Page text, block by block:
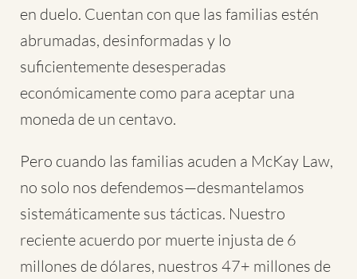
en duelo. Cuentan con que las familias estén
abrumadas, desinformadas y lo
suficientemente desesperadas
económicamente como para aceptar una
moneda de un centavo.
Pero cuando las familias acuden a McKay Law,
no solo nos defendemos—desmantelamos
sistemáticamente sus tácticas. Nuestro
reciente acuerdo por muerte injusta de 6
millones de dólares, nuestros 47+ millones de